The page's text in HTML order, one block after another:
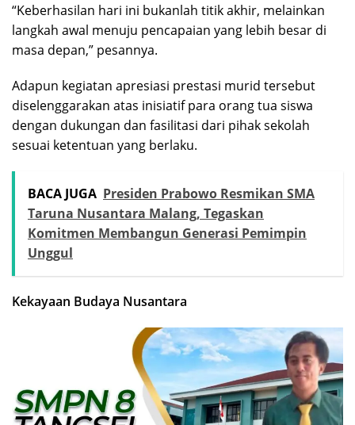
“Keberhasilan hari ini bukanlah titik akhir, melainkan
langkah awal menuju pencapaian yang lebih besar di
masa depan,” pesannya.
Adapun kegiatan apresiasi prestasi murid tersebut
diselenggarakan atas inisiatif para orang tua siswa
dengan dukungan dan fasilitasi dari pihak sekolah
sesuai ketentuan yang berlaku.
BACA JUGA Presiden Prabowo Resmikan SMA
Taruna Nusantara Malang, Tegaskan
Komitmen Membangun Generasi Pemimpin
Unggul
Kekayaan Budaya Nusantara